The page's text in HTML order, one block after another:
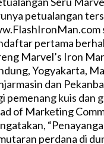
petualangan
pertama
Marvel’s Iron
Yogyakarta,
dan
pemenang kuis dan
of Marketing
perdana di